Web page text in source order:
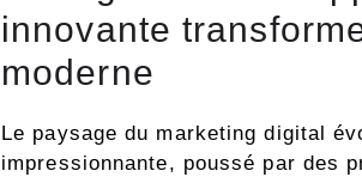
innovante
moderne
Le paysage du marketing digital
impressionnante, poussé par des